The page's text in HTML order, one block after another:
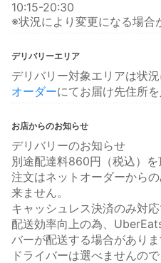
10:15-20:30
※状況により変更になる場合
デリバリーエリア
デリバリー対象エリアは状
オーダーにてお届け先住所
お店からのお知らせ
デリバリーのお知らせ
別途配達料860円（税込）を
注文はネットオーダーから
来ません。
キャッシュレス決済のみ対
配送効率向上の為、
バーが配送する場合がありま
ドライバーは選べませんので